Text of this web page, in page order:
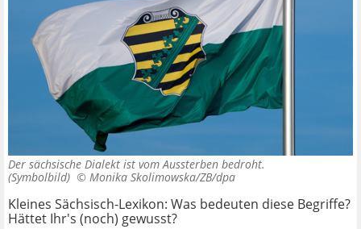
Der sächsische Dialekt ist vom Aussterben bedroht.
(Symbolbild) © Monika Skolimowska/ZB/dpa
Kleines Sächsisch-Lexikon: Was bedeuten diese Begriffe?
Hättet Ihr's (noch) gewusst?